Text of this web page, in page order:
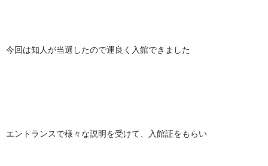
今回は知人が当選したので運良く入館できました
エントランスで様々な説明を受けて、入館証をもらい